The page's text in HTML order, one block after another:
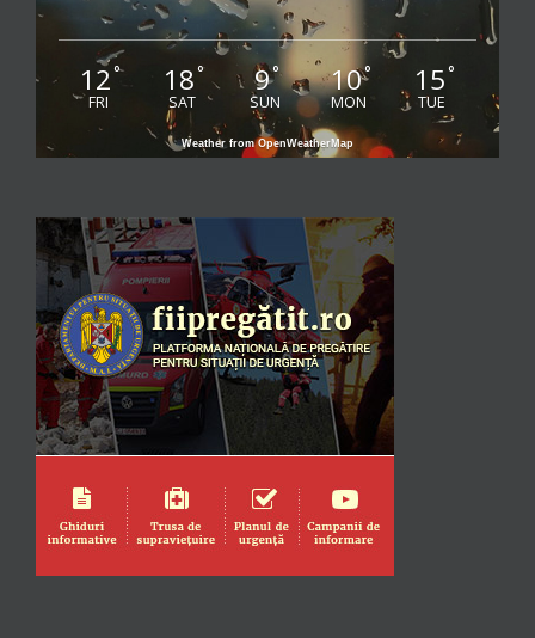
12°
FRI
18°
SAT
9°
SUN
10°
MON
15°
TUE
Weather from OpenWeatherMap